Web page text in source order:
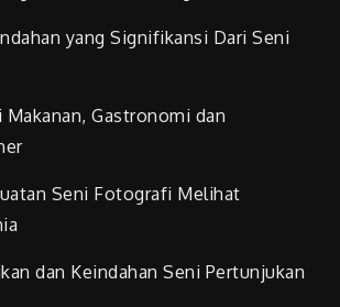
yang Signifikansi Dari Seni
Gastronomi dan
Seni Fotografi Melihat
dan Keindahan Seni Pertunjukan